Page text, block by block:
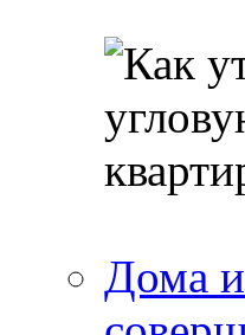
Дома